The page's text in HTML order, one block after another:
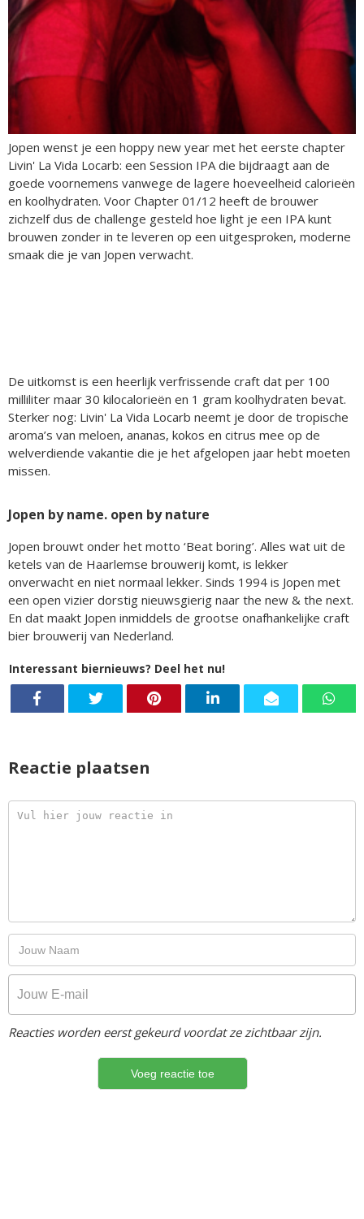
Jopen wenst je een hoppy new year met het eerste chapter
Livin' La Vida Locarb: een Session IPA die bijdraagt aan de
goede voornemens vanwege de lagere hoeveelheid calorieën
en koolhydraten. Voor Chapter 01/12 heeft de brouwer
zichzelf dus de challenge gesteld hoe light je een IPA kunt
brouwen zonder in te leveren op een uitgesproken, moderne
smaak die je van Jopen verwacht.
De uitkomst is een heerlijk verfrissende craft dat per 100
milliliter maar 30 kilocalorieën en 1 gram koolhydraten bevat.
Sterker nog: Livin' La Vida Locarb neemt je door de tropische
aroma’s van meloen, ananas, kokos en citrus mee op de
welverdiende vakantie die je het afgelopen jaar hebt moeten
missen.
Jopen by name. open by nature
Jopen brouwt onder het motto ‘Beat boring’. Alles wat uit de
ketels van de Haarlemse brouwerij komt, is lekker
onverwacht en niet normaal lekker. Sinds 1994 is Jopen met
een open vizier dorstig nieuwsgierig naar the new & the next.
En dat maakt Jopen inmiddels de grootse onafhankelijke craft
bier brouwerij van Nederland.
Interessant biernieuws? Deel het nu!
Reactie plaatsen
Reacties worden eerst gekeurd voordat ze zichtbaar zijn.